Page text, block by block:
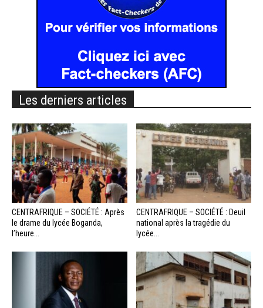
Les derniers articles
CENTRAFRIQUE – SOCIÉTÉ : Après
le drame du lycée Boganda,
l’heure...
CENTRAFRIQUE – SOCIÉTÉ : Deuil
national après la tragédie du
lycée...